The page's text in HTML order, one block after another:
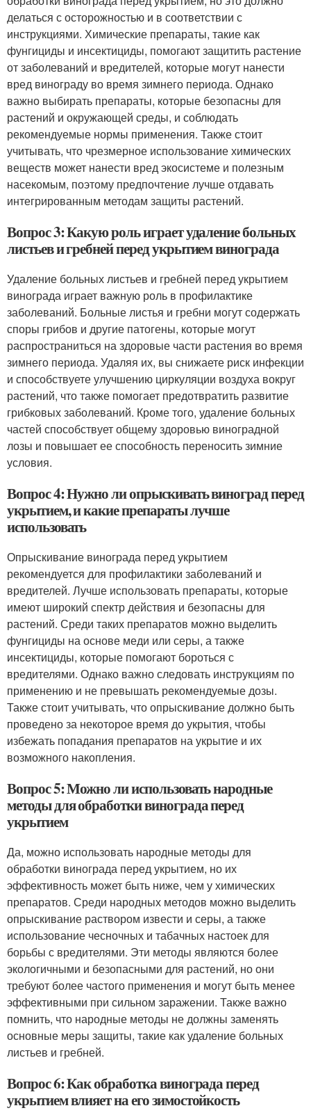
делаться с осторожностью и в соответствии с
инструкциями. Химические препараты, такие как
фунгициды и инсектициды, помогают защитить растение
от заболеваний и вредителей, которые могут нанести
вред винограду во время зимнего периода. Однако
важно выбирать препараты, которые безопасны для
растений и окружающей среды, и соблюдать
рекомендуемые нормы применения. Также стоит
учитывать, что чрезмерное использование химических
веществ может нанести вред экосистеме и полезным
насекомым, поэтому предпочтение лучше отдавать
интегрированным методам защиты растений.
Вопрос 3: Какую роль играет удаление больных
листьев и гребней перед укрытием винограда
Удаление больных листьев и гребней перед укрытием
винограда играет важную роль в профилактике
заболеваний. Больные листья и гребни могут содержать
споры грибов и другие патогены, которые могут
распространиться на здоровые части растения во время
зимнего периода. Удаляя их, вы снижаете риск инфекции
и способствуете улучшению циркуляции воздуха вокруг
растений, что также помогает предотвратить развитие
грибковых заболеваний. Кроме того, удаление больных
частей способствует общему здоровью виноградной
лозы и повышает ее способность переносить зимние
условия.
Вопрос 4: Нужно ли опрыскивать виноград перед
укрытием, и какие препараты лучше
использовать
Опрыскивание винограда перед укрытием
рекомендуется для профилактики заболеваний и
вредителей. Лучше использовать препараты, которые
имеют широкий спектр действия и безопасны для
растений. Среди таких препаратов можно выделить
фунгициды на основе меди или серы, а также
инсектициды, которые помогают бороться с
вредителями. Однако важно следовать инструкциям по
применению и не превышать рекомендуемые дозы.
Также стоит учитывать, что опрыскивание должно быть
проведено за некоторое время до укрытия, чтобы
избежать попадания препаратов на укрытие и их
возможного накопления.
Вопрос 5: Можно ли использовать народные
методы для обработки винограда перед
укрытием
Да, можно использовать народные методы для
обработки винограда перед укрытием, но их
эффективность может быть ниже, чем у химических
препаратов. Среди народных методов можно выделить
опрыскивание раствором извести и серы, а также
использование чесночных и табачных настоек для
борьбы с вредителями. Эти методы являются более
экологичными и безопасными для растений, но они
требуют более частого применения и могут быть менее
эффективными при сильном заражении. Также важно
помнить, что народные методы не должны заменять
основные меры защиты, такие как удаление больных
листьев и гребней.
Вопрос 6: Как обработка винограда перед
укрытием влияет на его зимостойкость